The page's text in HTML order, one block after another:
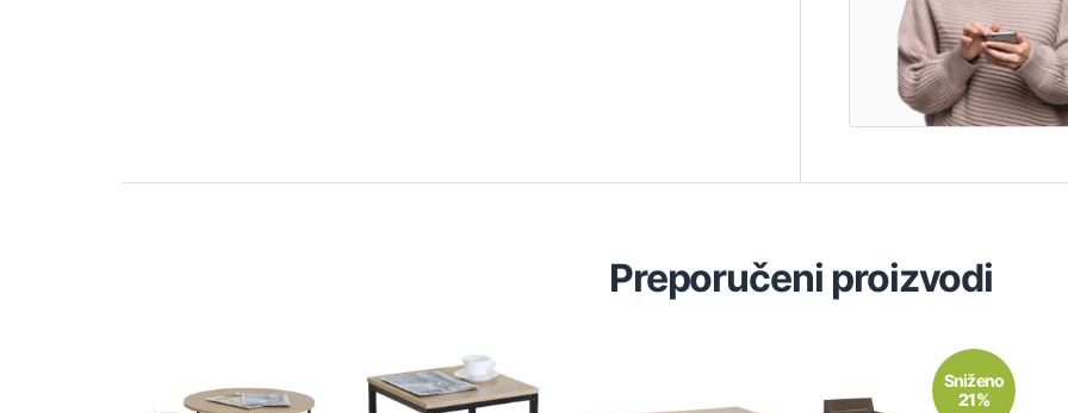
Preporučeni proizvodi
Sniženo
21%